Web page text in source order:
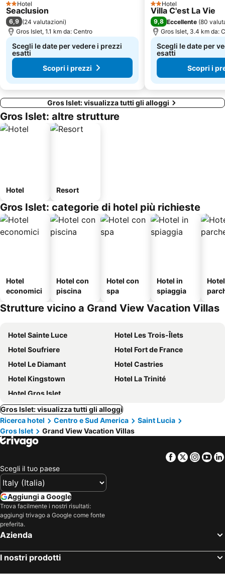
2 Stelle
Hotel
Seaclusion
6,9 (24 valutazioni)
Gros Islet, 1.1 km da: Centro
Scegli le date per vedere i prezzi
esatti
Scopri i prezzi
2 Stelle
Hotel
Villa C'est La Vie
9,8 Eccellente (80
Gros Islet, 3.4 km da:
Scegli le date per
esatti
Scopri i
Gros Islet: visualizza tutti gli alloggi
Gros Islet: altre strutture
Hotel Resort
Gros Islet: categorie di hotel più richieste
Hotel
economici
Hotel con
piscina
Hotel con
spa
Hotel in
spiaggia
Strutture vicino a Grand View Vacation Villas
Hotel Sainte Luce
Hotel Les Trois-Îlets
Hotel Soufriere
Hotel Fort de France
Hotel Le Diamant
Hotel Castries
Hotel Kingstown
Hotel La Trinité
Hotel Gros Islet
Gros Islet: visualizza tutti gli alloggi
Ricerca hotel
Centro e Sud America
Saint Lucia
Gros Islet
Grand View Vacation Villas
Facebook
Twitter
Scegli il tuo paese
Aggiungi a Google
Trova facilmente i nostri risultati:
aggiungi trivago a Google come fonte
preferita.
Azienda
I nostri prodotti